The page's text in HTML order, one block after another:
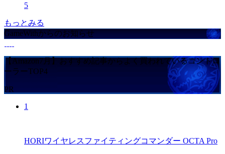
5
もっとみる
GameWithからのお知らせ
【Amazon7月】おすすめ記事からよく買われているコントロ
ーラーTOP4
PR
1
HORIワイヤレスファイティングコマンダー OCTA Pro